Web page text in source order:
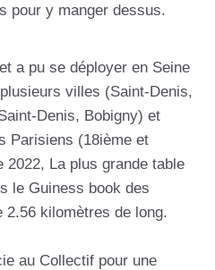
pour y manger dessus.
a pu se déployer en Seine
villes (Saint-Denis,
Denis, Bobigny) et
Parisiens (18ième et
2022, La plus grande table
le Guiness book des
2.56 kilomètres de long.
au Collectif pour une